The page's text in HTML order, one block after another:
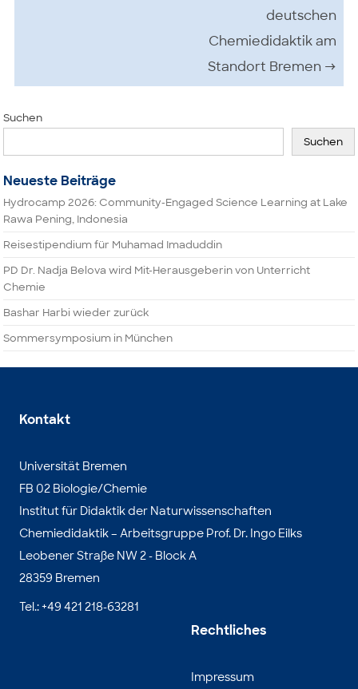
deutschen
Chemiedidaktik am
Standort Bremen →
Suchen
Suchen
Neueste Beiträge
Hydrocamp 2026: Community-Engaged Science Learning at Lake
Rawa Pening, Indonesia
Reisestipendium für Muhamad Imaduddin
PD Dr. Nadja Belova wird Mit-Herausgeberin von Unterricht
Chemie
Bashar Harbi wieder zurück
Sommersymposium in München
Kontakt
Universität Bremen
FB 02 Biologie/Chemie
Institut für Didaktik der Naturwissenschaften
Chemiedidaktik – Arbeitsgruppe Prof. Dr. Ingo Eilks
Leobener Straße NW 2 - Block A
28359 Bremen
Tel.: +49 421 218-63281
Rechtliches
Impressum